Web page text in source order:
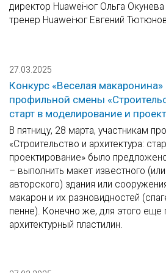
директор Huawei-юг Ольга
тренер Huawei-юг Евгений
27.03.2025
Конкурс «Веселая макаронина»
профильной смены
старт в моделирование и
В пятницу, 28 марта, участникам
«Строительство и архитектура:
проектирование» было
– выполнить макет известного
авторского) здания или
макарон и их разновидностей
пенне). Конечно же, для этого еще
архитектурный пластилин.